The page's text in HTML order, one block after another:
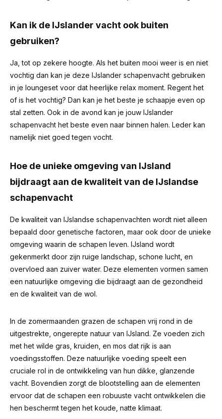
Kan ik de IJslander vacht ook buiten
gebruiken?
Ja, tot op zekere hoogte. Als het buiten mooi weer is en niet
vochtig dan kan je deze IJslander schapenvacht gebruiken
in je loungeset voor dat heerlijke relax moment. Regent het
of is het vochtig? Dan kan je het beste je schaapje even op
stal zetten. Ook in de avond kan je jouw IJslander
schapenvacht het beste even naar binnen halen. Leder kan
namelijk niet goed tegen vocht.
Hoe de unieke omgeving van IJsland
bijdraagt aan de kwaliteit van de IJslandse
schapenvacht
De kwaliteit van IJslandse schapenvachten wordt niet alleen
bepaald door genetische factoren, maar ook door de unieke
omgeving waarin de schapen leven. IJsland wordt
gekenmerkt door zijn ruige landschap, schone lucht, en
overvloed aan zuiver water. Deze elementen vormen samen
een natuurlijke omgeving die bijdraagt aan de gezondheid
en de kwaliteit van de wol.
In de zomermaanden grazen de schapen vrij rond in de
uitgestrekte, ongerepte natuur van IJsland. Ze voeden zich
met het wilde gras, kruiden, en mos dat rijk is aan
voedingsstoffen. Deze natuurlijke voeding speelt een
cruciale rol in de ontwikkeling van hun dikke, glanzende
vacht. Bovendien zorgt de blootstelling aan de elementen
ervoor dat de schapen een robuuste vacht ontwikkelen die
hen beschermt tegen het koude, natte klimaat.